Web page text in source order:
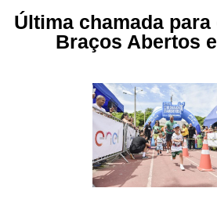
Última chamada
Braços Abertos